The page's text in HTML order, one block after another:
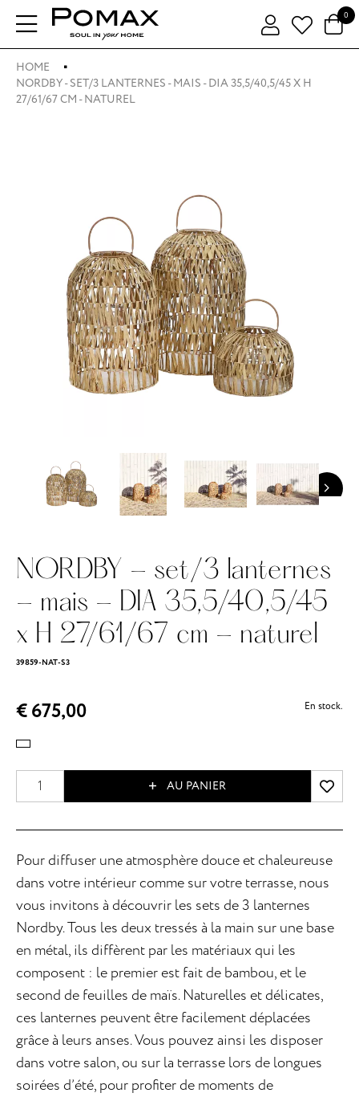
0
HOME
NORDBY - SET/3 LANTERNES - MAIS - DIA 35,5/40,5/45 X H
27/61/67 CM - NATUREL
NORDBY - set/3 lanternes
- mais - DIA 35,5/40,5/45
x H 27/61/67 cm - naturel
39859-NAT-S3
€ 675,00 En stock.
AU PANIER
Pour diffuser une atmosphère douce et chaleureuse
dans votre intérieur comme sur votre terrasse, nous
vous invitons à découvrir les sets de 3 lanternes
Nordby. Tous les deux tressés à la main sur une base
en métal, ils diffèrent par les matériaux qui les
composent : le premier est fait de bambou, et le
second de feuilles de maïs. Naturelles et délicates,
ces lanternes peuvent être facilement déplacées
grâce à leurs anses. Vous pouvez ainsi les disposer
dans votre salon, ou sur la terrasse lors de longues
soirées d’été, pour profiter de moments de